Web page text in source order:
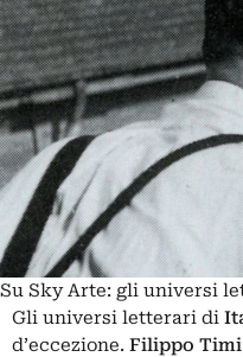
Su Sky Arte: gli universi
Gli universi letterari di
d’eccezione. Filippo Timi